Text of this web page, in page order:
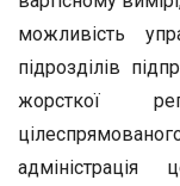
можливість
підрозділів
жорсткої
адміністрація